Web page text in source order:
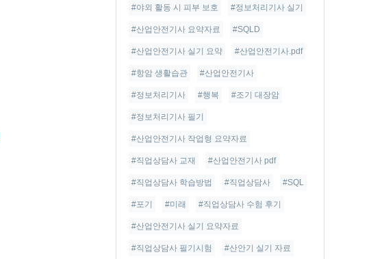
#야외 활동 시 피부 보호 #정보처리기사 실기
#산업안전기사 요약자료 #SQLD
#산업안전기사 실기 요약 #산업안전기사.pdf
#항암 생활습관 #산업안전기사
#정보처리기사 #행복 #조기 대장암
#정보처리기사 필기
#산업안전기사 작업형 요약자료
#직업상담사 교재 #산업안전기사 pdf
#직업상담사 학습방법 #직업상담사 #SQL
#포기 #미래 #직업상담사 수험 후기
#산업안전기사 실기 요약자료
#직업상담사 필기시험 #산안기 실기 자료